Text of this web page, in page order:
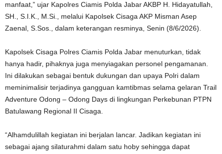
manfaat,” ujar Kapolres Ciamis Polda Jabar AKBP H. Hidayatullah,
SH., S.I.K., M.Si., melalui Kapolsek Cisaga AKP Misman Asep
Zaenal, S.Sos., dalam keterangan resminya, Senin (8/6/2026).
Kapolsek Cisaga Polres Ciamis Polda Jabar menuturkan, tidak
hanya hadir, pihaknya juga menyiagakan personel pengamanan.
Ini dilakukan sebagai bentuk dukungan dan upaya Polri dalam
meminimalisir terjadinya gangguan kamtibmas selama gelaran Trail
Adventure Odong – Odong Days di lingkungan Perkebunan PTPN
Batulawang Regional II Cisaga.
“Alhamdulillah kegiatan ini berjalan lancar. Jadikan kegiatan ini
sebagai ajang silaturahmi dalam satu hoby sehingga dapat